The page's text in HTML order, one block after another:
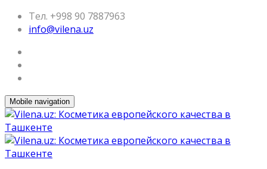
Тел. +998 90 7887963
info@vilena.uz
Mobile navigation